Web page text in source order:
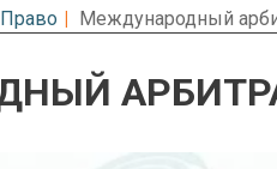
Право Международный